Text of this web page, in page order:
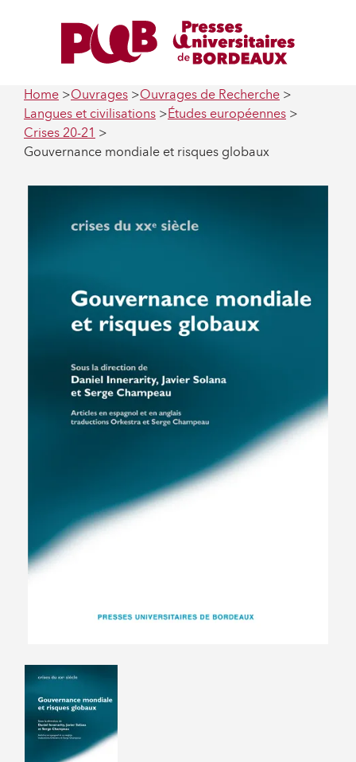
Home Ouvrages
Ouvrages de Recherche
Langues et civilisations
Études européennes
Crises 20-21
Gouvernance mondiale et risques globaux